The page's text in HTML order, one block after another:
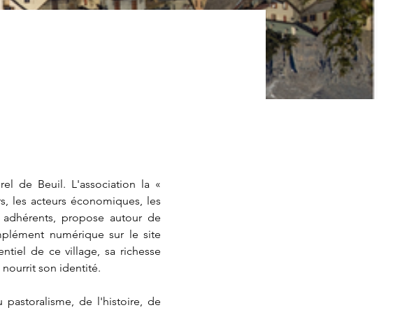
de Beuil. L'association la «
les acteurs économiques, les
propose autour de
de ce village, sa richesse
son identité.
de l'histoire, de